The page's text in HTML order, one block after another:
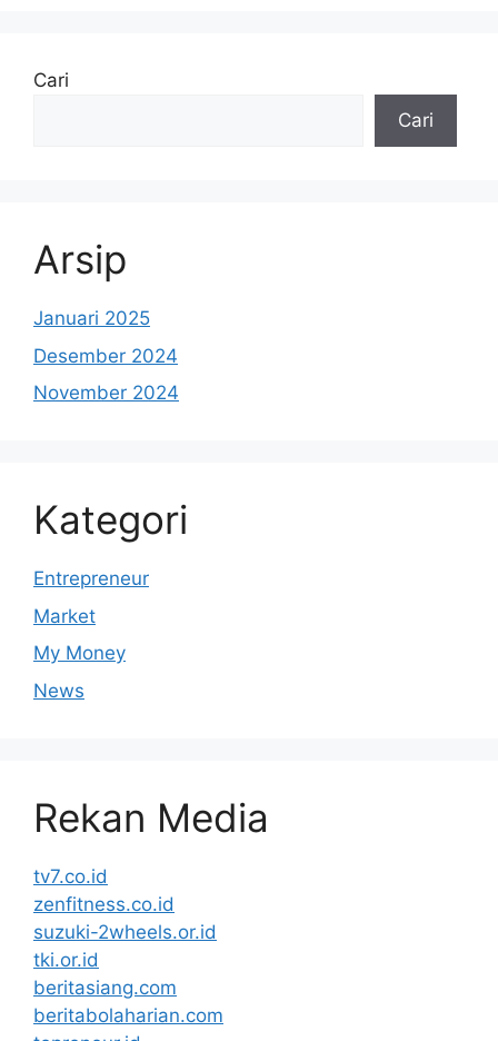
Cari
Cari
Arsip
Januari 2025
Desember 2024
November 2024
Kategori
Entrepreneur
Market
My Money
News
Rekan Media
tv7.co.id
zenfitness.co.id
suzuki-2wheels.or.id
tki.or.id
beritasiang.com
beritabolaharian.com